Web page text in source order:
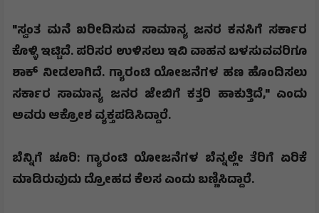
​"ಸ್ವಂತ ಮನೆ ಖರೀದಿಸುವ ಸಾಮಾನ್ಯ ಜನರ ಕನಸಿಗೆ ಸರ್ಕಾರ
ಕೊಳ್ಳಿ ಇಟ್ಟಿದೆ. ಪರಿಸರ ಉಳಿಸಲು ಇವಿ ವಾಹನ ಬಳಸುವವರಿಗೂ
ಶಾಕ್ ನೀಡಲಾಗಿದೆ. ಗ್ಯಾರಂಟಿ ಯೋಜನೆಗಳ ಹಣ ಹೊಂದಿಸಲು
ಸರ್ಕಾರ ಸಾಮಾನ್ಯ ಜನರ ಜೇಬಿಗೆ ಕತ್ತರಿ ಹಾಕುತ್ತಿದೆ," ಎಂದು
ಅವರು ಆಕ್ರೋಶ ವ್ಯಕ್ತಪಡಿಸಿದ್ದಾರೆ.
​​ಬೆನ್ನಿಗೆ ಚೂರಿ: ಗ್ಯಾರಂಟಿ ಯೋಜನೆಗಳ ಬೆನ್ನಲ್ಲೇ ತೆರಿಗೆ ಏರಿಕೆ
ಮಾಡಿರುವುದು ದ್ರೋಹದ ಕೆಲಸ ಎಂದು ಬಣ್ಣಿಸಿದ್ದಾರೆ.